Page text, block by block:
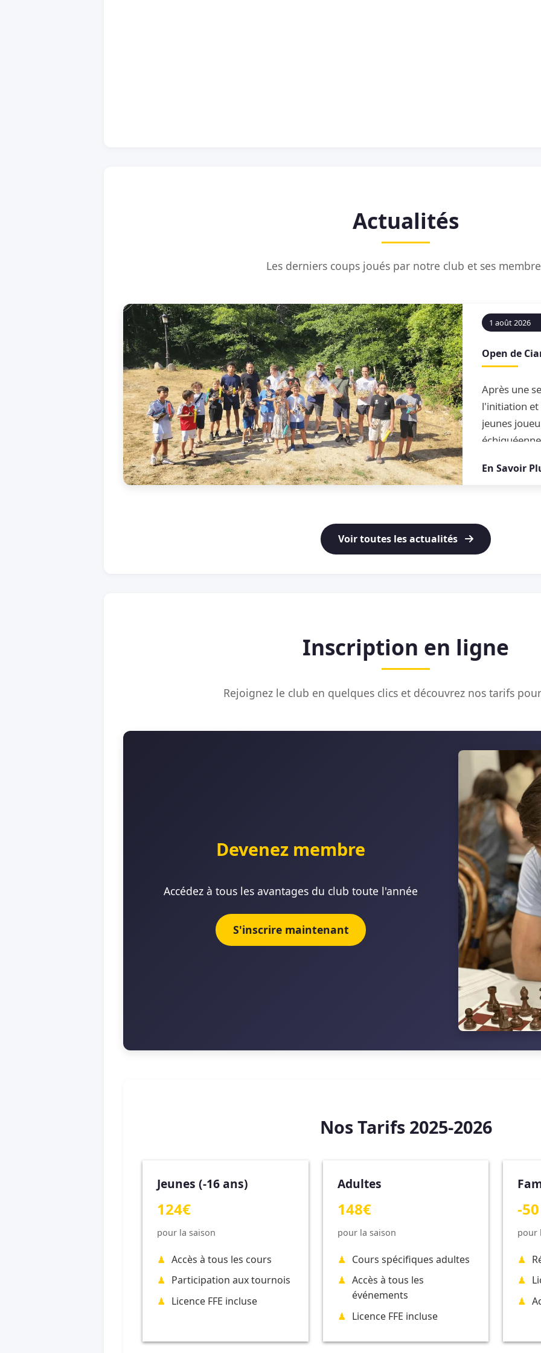
Actualités
Les derniers coups joués par notre club et ses
1 août 2026
Open de
Après une
l'initiation
jeunes
blitz
En Savoir
Voir toutes les actualités
Inscription en ligne
Rejoignez le club en quelques clics et découvrez nos tarifs
Devenez membre
Accédez à tous les avantages du club toute l'année
S'inscrire maintenant
Nos Tarifs 2025-2026
Jeunes (-16 ans)
124€
pour la saison
Accès à tous les cours
Participation aux tournois
Licence FFE incluse
Adultes
148€
pour la saison
Cours spécifiques adultes
Accès à tous les
événements
Licence FFE incluse
-
pour